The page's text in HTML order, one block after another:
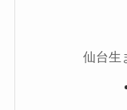
仙台生